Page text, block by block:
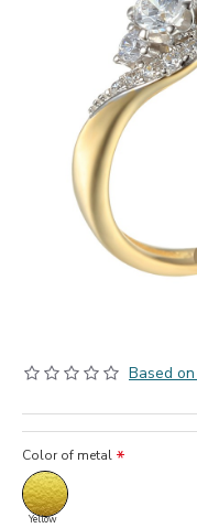
Based
Color of metal
Yellow